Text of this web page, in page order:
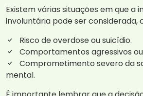
Existem várias situações em que a
involuntária pode ser considerada,
Risco de overdose ou suicídio.
Comportamentos agressivos
Comprometimento severo da
mental.